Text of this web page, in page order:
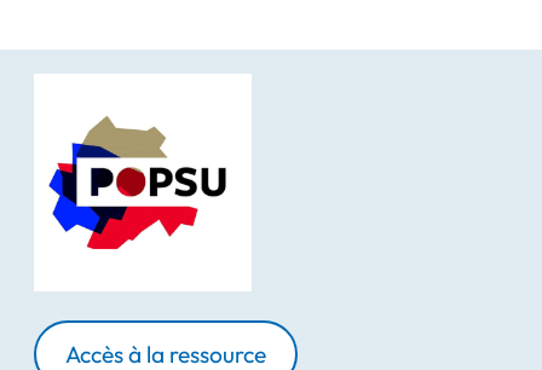
Accès à la ressource